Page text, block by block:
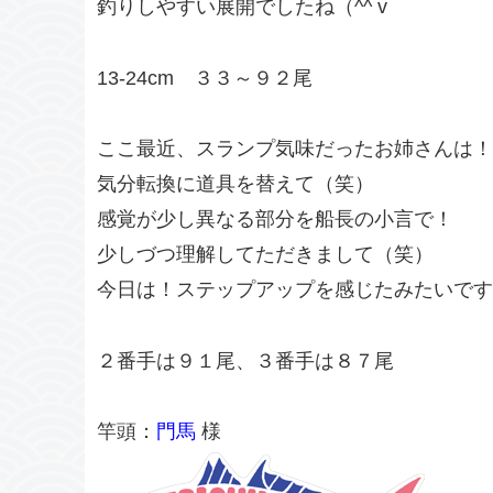
釣りしやすい展開でしたね（^^ v
13-24cm ３３～９２尾
ここ最近、スランプ気味だったお姉さんは！
気分転換に道具を替えて（笑）
感覚が少し異なる部分を船長の小言で！
少しづつ理解してただきまして（笑）
今日は！ステップアップを感じたみたいで
２番手は９１尾、３番手は８７尾
竿頭： 門馬 様